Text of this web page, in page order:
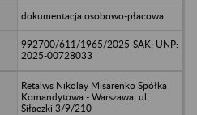
dokumentacja osobowo-płacowa
992700/611/1965/2025-SAK; UNP:
2025-00728033
Retalws Nikolay Misarenko Spółka
Komandytowa - Warszawa, ul.
Siłaczki 3/9/210